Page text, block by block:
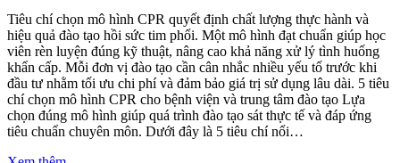
Tiêu chí chọn mô hình CPR quyết định chất lượng thực hành và
hiệu quả đào tạo hồi sức tim phổi. Một mô hình đạt chuẩn giúp học
viên rèn luyện đúng kỹ thuật, nâng cao khả năng xử lý tình huống
khẩn cấp. Mỗi đơn vị đào tạo cần cân nhắc nhiều yếu tố trước khi
đầu tư nhằm tối ưu chi phí và đảm bảo giá trị sử dụng lâu dài. 5 tiêu
chí chọn mô hình CPR cho bệnh viện và trung tâm đào tạo Lựa
chọn đúng mô hình giúp quá trình đào tạo sát thực tế và đáp ứng
tiêu chuẩn chuyên môn. Dưới đây là 5 tiêu chí nổi…